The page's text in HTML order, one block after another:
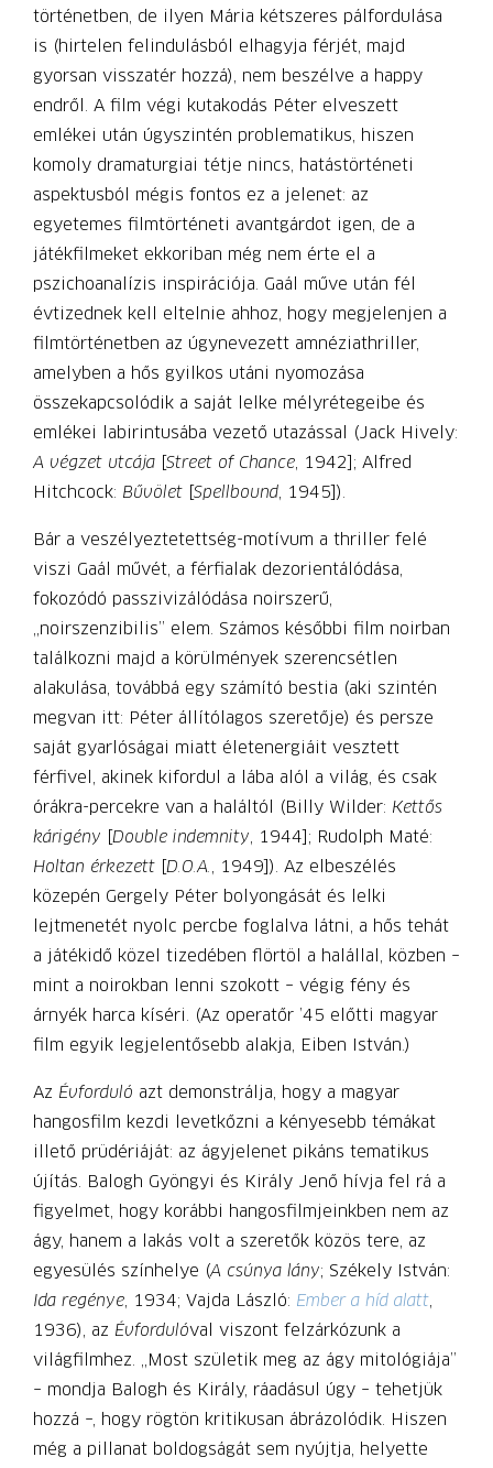
történetben, de ilyen Mária kétszeres pálfordulása
is (hirtelen felindulásból elhagyja férjét, majd
gyorsan visszatér hozzá), nem beszélve a happy
endről. A film végi kutakodás Péter elveszett
emlékei után úgyszintén problematikus, hiszen
komoly dramaturgiai tétje nincs, hatástörténeti
aspektusból mégis fontos ez a jelenet: az
egyetemes filmtörténeti avantgárdot igen, de a
játékfilmeket ekkoriban még nem érte el a
pszichoanalízis inspirációja. Gaál műve után fél
évtizednek kell eltelnie ahhoz, hogy megjelenjen a
filmtörténetben az úgynevezett amnéziathriller,
amelyben a hős gyilkos utáni nyomozása
összekapcsolódik a saját lelke mélyrétegeibe és
emlékei labirintusába vezető utazással (Jack Hively:
A végzet utcája
Street of Chance, 1942]; Alfred
Hitchcock: Bűvölet Spellbound, 1945]).
Bár a veszélyeztetettség-motívum a thril­ler felé
viszi Gaál művét, a férfialak dez­orientálódása,
fokozódó passzivizáló­dása noirszerű,
„noirszenzibilis” elem. Számos későbbi film noirban
találkozni majd a körülmények szerencsétlen
alakulása, továbbá egy számító bestia (aki szintén
megvan itt: Péter állítólagos szeretője) és persze
saját gyarlóságai miatt életenergiáit vesztett
férfivel, akinek kifordul a lába alól a világ, és csak
órákra-percekre van a haláltól (Billy Wilder: Kettős
kárigény
Double indemnity, 1944]; Rudolph Maté:
Holtan érkezett
D.O.A. , 1949]). Az elbeszélés
közepén Gergely Péter bolyongását és lelki
lejtmenetét nyolc percbe foglalva látni, a hős tehát
a játékidő közel tizedében flörtöl a halállal, közben –
mint a noirokban lenni szokott – végig fény és
árnyék harca kíséri. (Az operatőr ’45 előtti magyar
film egyik legjelentősebb alakja, Eiben István.)
Az Évforduló azt demonstrálja, hogy a magyar
hangosfilm kezdi levetkőzni a kényesebb témákat
illető prüdériáját: az ágyjelenet pikáns tematikus
újítás. Balogh Gyöngyi és Király Jenő hívja fel rá a
figyelmet, hogy korábbi hangosfilmjeinkben nem az
ágy, hanem a lakás volt a szeretők közös tere, az
egyesülés színhelye (A csúnya lány; Székely István:
Ida regénye, 1934; Vajda László: Ember a híd alatt,
1936), az Évfordulóval viszont felzárkózunk a
világfilmhez. „Most születik meg az ágy mitológiája”
– mondja Balogh és Király, ráadásul úgy – tehetjük
hozzá –, hogy rögtön kritikusan ábrázolódik. Hiszen
még a pillanat boldogságát sem nyújtja, helyette